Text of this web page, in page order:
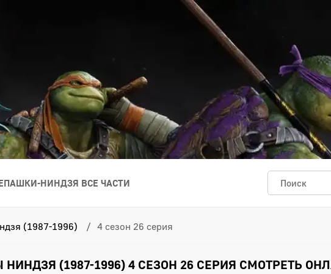
НИНДЗЯ ВСЕ ЧАСТИ
(1987-1996) 4 сезон 26 серия
(1987-1996) 4 СЕЗОН 26 СЕРИЯ СМОТРЕТЬ